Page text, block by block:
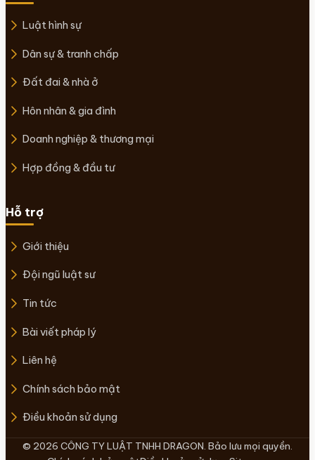
Luật hình sự
Dân sự & tranh chấp
Đất đai & nhà ở
Hôn nhân & gia đình
Doanh nghiệp & thương mại
Hợp đồng & đầu tư
Hỗ trợ
Giới thiệu
Đội ngũ luật sư
Tin tức
Bài viết pháp lý
Liên hệ
Chính sách bảo mật
Điều khoản sử dụng
© 2026 CÔNG TY LUẬT TNHH DRAGON. Bảo lưu mọi quyền.